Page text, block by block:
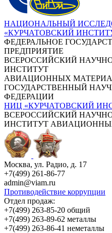
НАЦИОНАЛЬНЫЙ
«КУРЧАТОВСКИЙ
ФЕДЕРАЛЬНОЕ
ПРЕДПРИЯТИЕ
ВСЕРОССИЙСКИЙ
ИНСТИТУТ
АВИАЦИОННЫХ
ГОСУДАРСТВЕННЫЙ
ФЕДЕРАЦИИ
НИЦ «КУРЧАТОВСКИЙ
ВСЕРОССИЙСКИЙ
ИНСТИТУТ
Москва, ул. Радио, д. 17
+7(499) 261-86-77
admin@viam.ru
Противодействие коррупции
Отдел продаж:
+7(499) 263-85-20 общий
+7(499) 263-89-62 металлы
+7(499) 263-86-41 неметаллы